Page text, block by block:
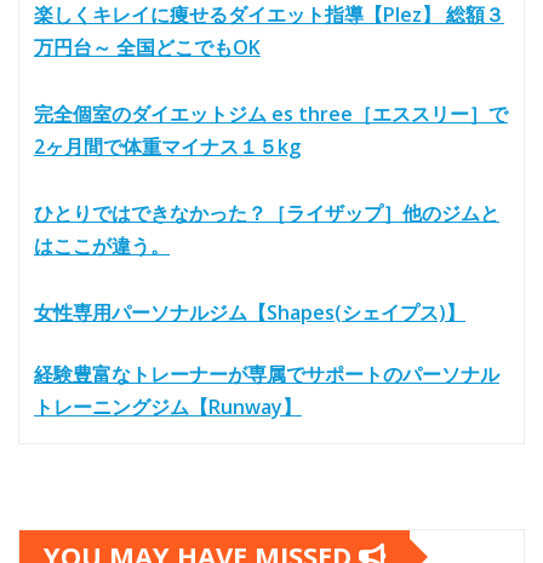
楽しくキレイに痩せるダイエット指導【Plez】 総額３
万円台～ 全国どこでもOK
完全個室のダイエットジム es three［エススリー］で
2ヶ月間で体重マイナス１５kg
ひとりではできなかった？［ライザップ］他のジムと
はここが違う。
女性専用パーソナルジム【Shapes(シェイプス)】
経験豊富なトレーナーが専属でサポートのパーソナル
トレーニングジム【Runway】